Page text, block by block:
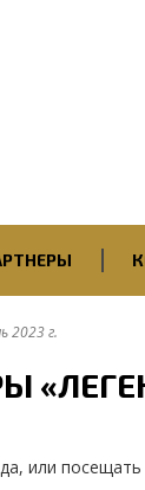
2023 г.
или